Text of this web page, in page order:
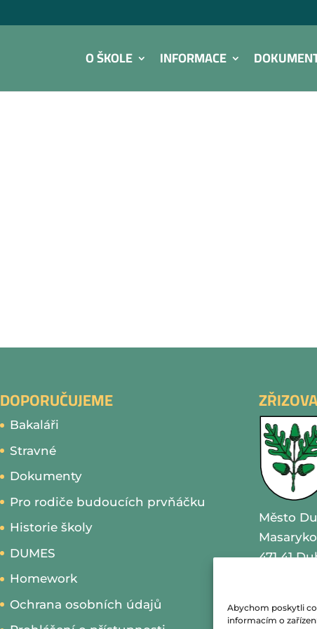
Abychom poskytli
informacím o
O ŠKOLE INFORMACE
DOPORUČUJEME
Bakaláři
Stravné
Dokumenty
Pro rodiče budoucích prvňáčku
Historie školy
DUMES
Homework
Ochrana osobních údajů
Město
471 41
IČO
telefon